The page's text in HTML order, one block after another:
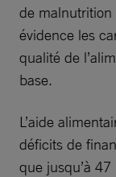
de malnutrition
évidence les
qualité de
base.
L’aide
déficits de
que jusqu’à